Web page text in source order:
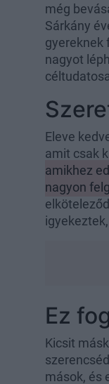
még
Sárkány
gyereknek
nagyot
Eleve
amit csak
amikhez
nagyon
Ez
Kicsit
mások, és